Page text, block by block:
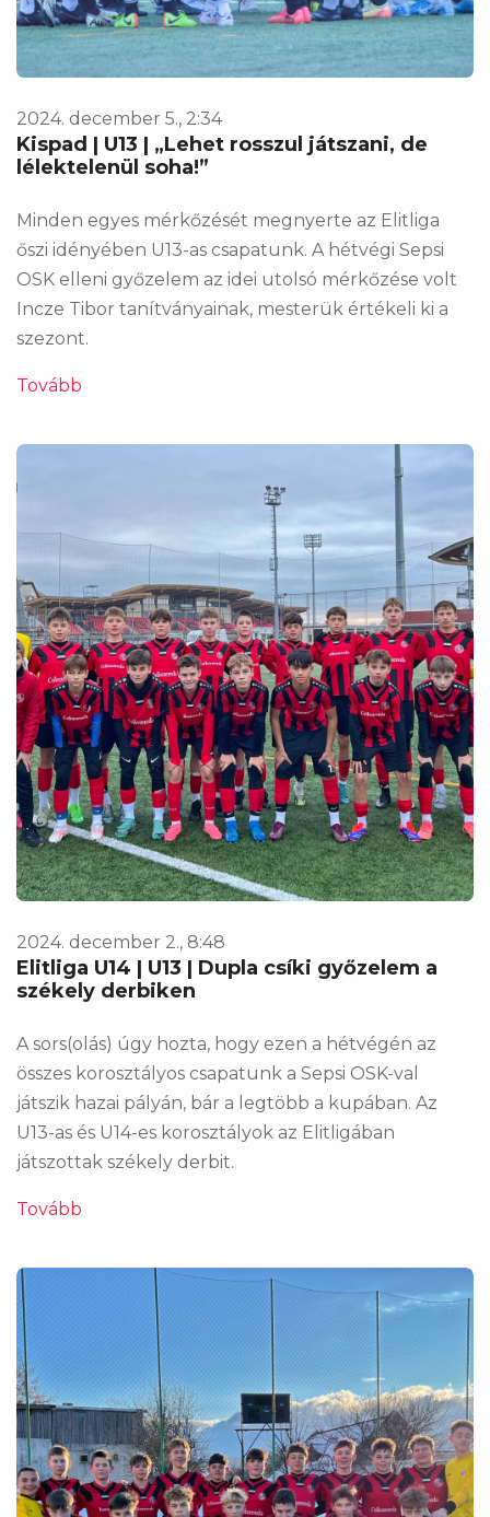
2024. december 5., 2:34
Kispad | U13 | „Lehet rosszul játszani, de
lélektelenül soha!”
Minden egyes mérkőzését megnyerte az Elitliga
őszi idényében U13-as csapatunk. A hétvégi Sepsi
OSK elleni győzelem az idei utolsó mérkőzése volt
Incze Tibor tanítványainak, mesterük értékeli ki a
szezont.
Tovább
2024. december 2., 8:48
Elitliga U14 | U13 | Dupla csíki győzelem a
székely derbiken
A sors(olás) úgy hozta, hogy ezen a hétvégén az
összes korosztályos csapatunk a Sepsi OSK-val
játszik hazai pályán, bár a legtöbb a kupában. Az
U13-as és U14-es korosztályok az Elitligában
játszottak székely derbit.
Tovább